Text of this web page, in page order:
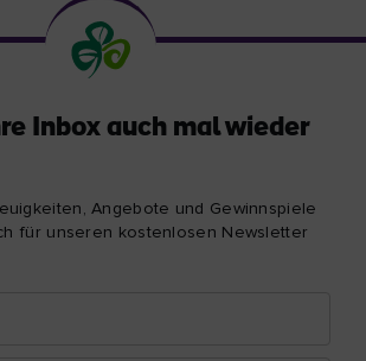
Inbox auch mal wieder
Angebote und Gewinnspiele
für unseren kostenlosen Newsletter